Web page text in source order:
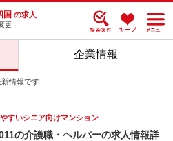
国 の求人
更
企業情報
情報です
すいシニア向けマンション
の介護職・ヘルパーの求人情報詳